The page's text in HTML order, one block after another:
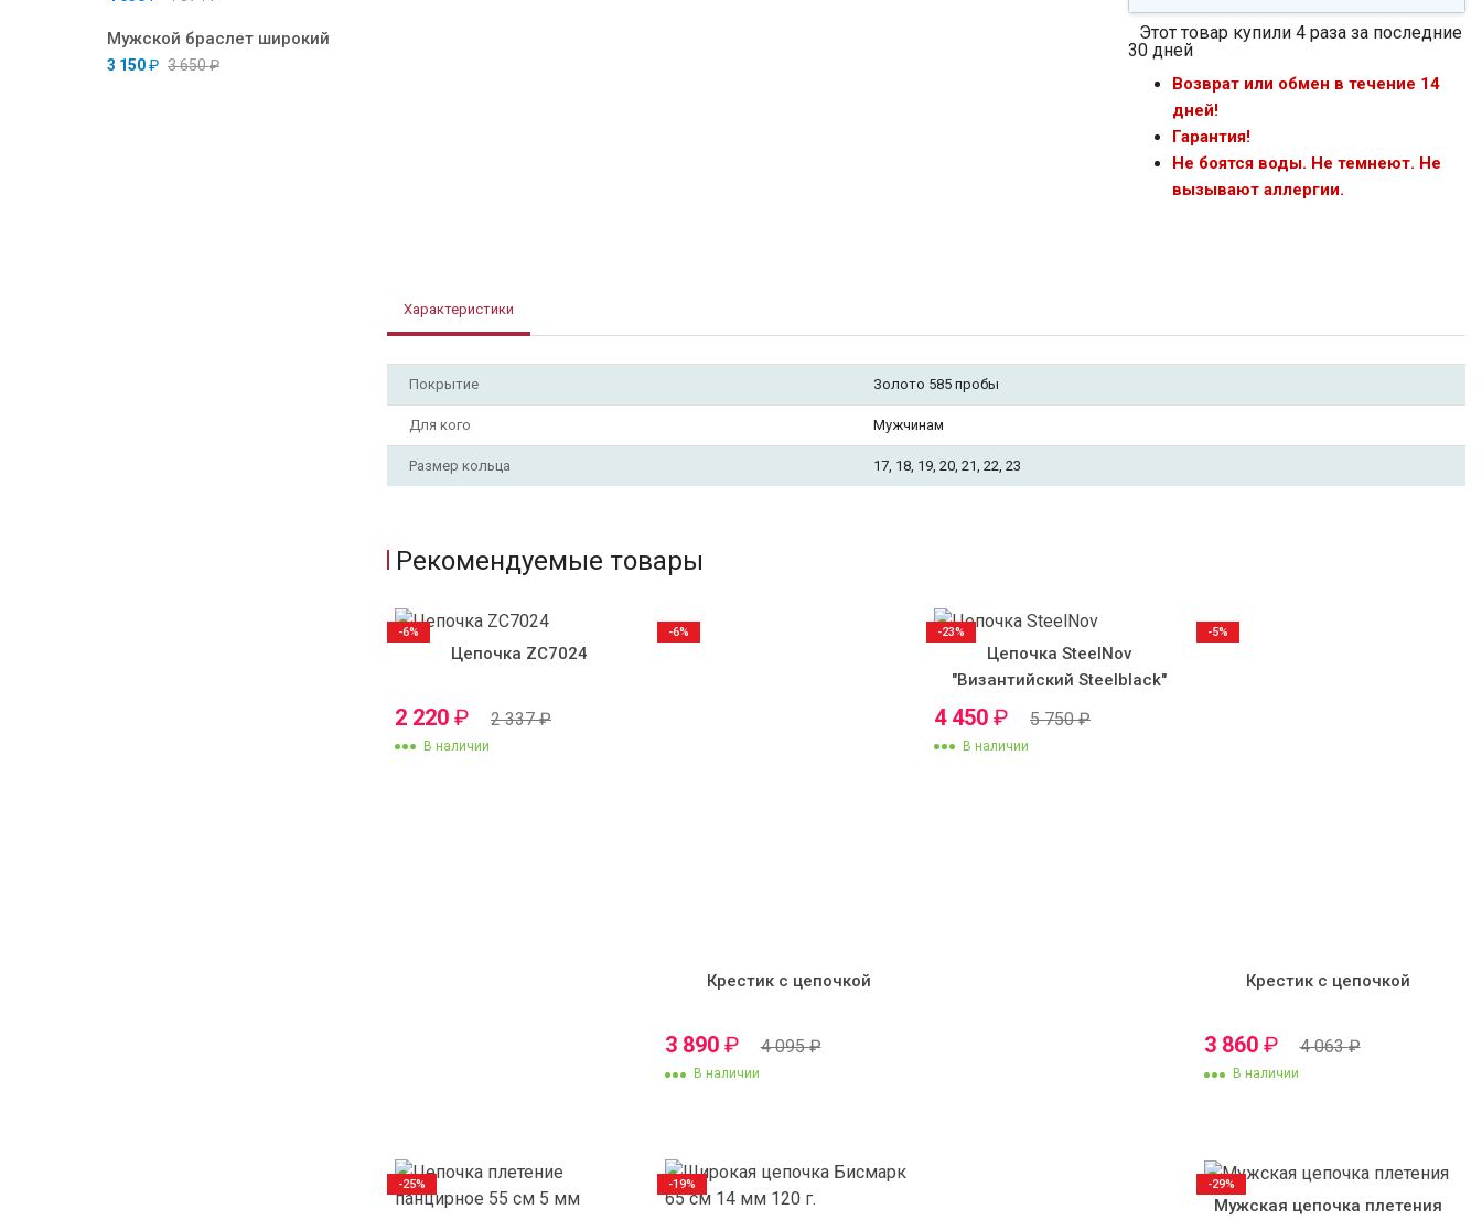
Мужской браслет широкий
3 150₽ 3 650₽
Этот товар купили 4 раза за последние
30 дней
Возврат или обмен в течение 14
дней!
Гарантия!
Не боятся воды. Не темнеют. Не
вызывают аллергии.
Характеристики
Покрытие Золото 585 пробы
Для кого Мужчинам
Размер кольца 17, 18, 19, 20, 21, 22, 23
Рекомендуемые товары
Цепочка ZC7024
2 220 ₽ 2 337₽
В наличии
-6%
Крестик с цепочкой
3 890 ₽ 4 095₽
В наличии
-6%
Цепочка SteelNov
"Византийский Steelblack"
4 450 ₽ 5 750₽
В наличии
-23%
Крестик с цепочкой
3 860 ₽ 4 063₽
В наличии
-5%
-25% -19%
Мужская цепочка плетения
-29%